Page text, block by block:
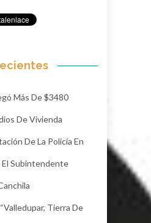
Más De $3480
De Vivienda
De La Policía En
El Subintendente
Tierra De